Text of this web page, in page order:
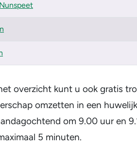
overzicht kunt u ook gratis
omzetten in een
om 9.00 uur en
5 minuten.